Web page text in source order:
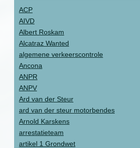
ACP
AIVD
Albert Roskam
Alcatraz Wanted
algemene verkeerscontrole
Ancona
ANPR
ANPV
Ard van der Steur
ard van der steur motorbendes
Arnold Karskens
arrestatieteam
artikel 1 Grondwet